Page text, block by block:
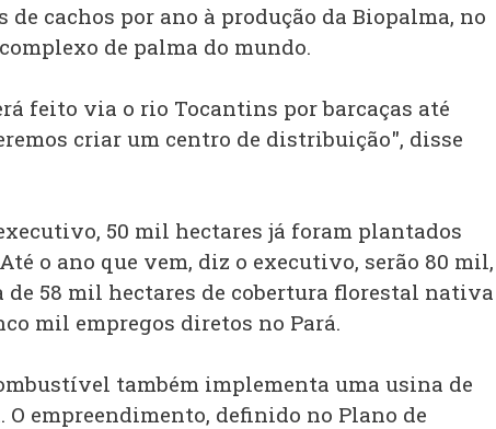
de cachos por ano à produção da Biopalma, no
de palma do mundo.
feito via o rio Tocantins por barcaças até
criar um centro de distribuição", disse
50 mil hectares já foram plantados
o ano que vem, diz o executivo, serão 80 mil,
de 58 mil hectares de cobertura florestal nativa
mil empregos diretos no Pará.
também implementa uma usina de
O empreendimento, definido no Plano de